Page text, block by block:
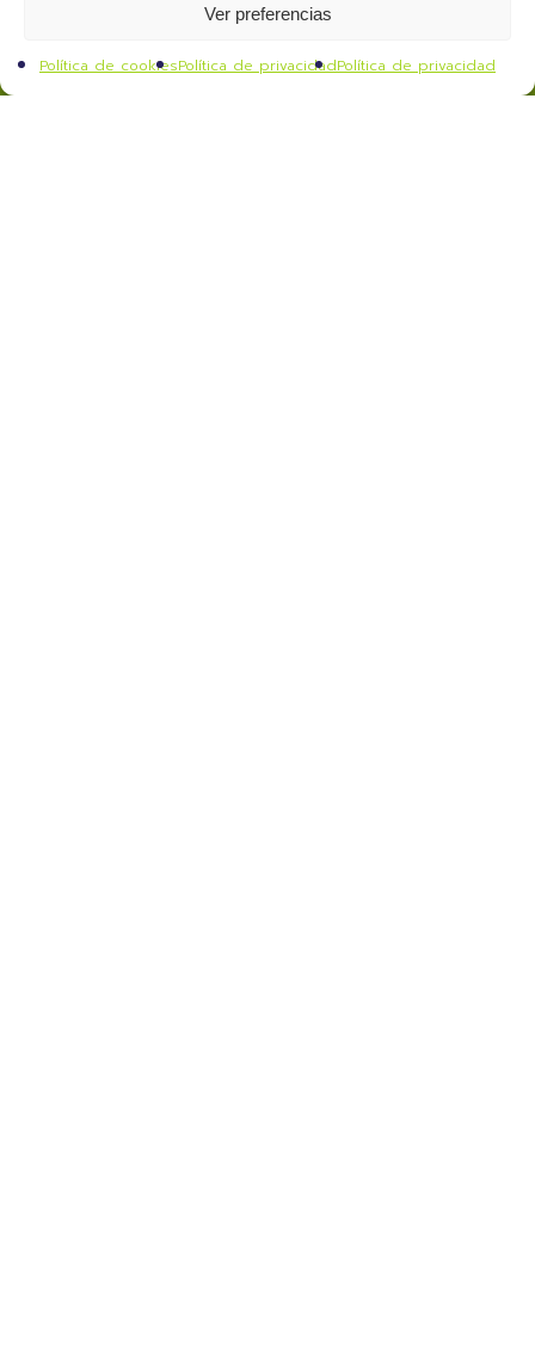
Ver preferencias
Política de cookiesPolítica de privacidadPolítica de privacidad